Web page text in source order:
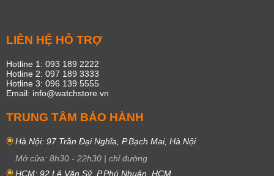
LIÊN HỆ HỖ TRỢ
Hotline 1: 093 189 2222
Hotline 2: 097 189 3333
Hotline 3: 096 139 5555
Email: info@watchstore.vn
TRUNG TÂM BẢO HÀNH
Hà Nội: 97 Trần Đại Nghĩa, P.Bạch Mai, Hà Nội
Mở cửa: 8h30 - 22h30 | chỉ đường
HCM: 92 Lê Văn Sỹ, P.Phú Nhuận, HCM